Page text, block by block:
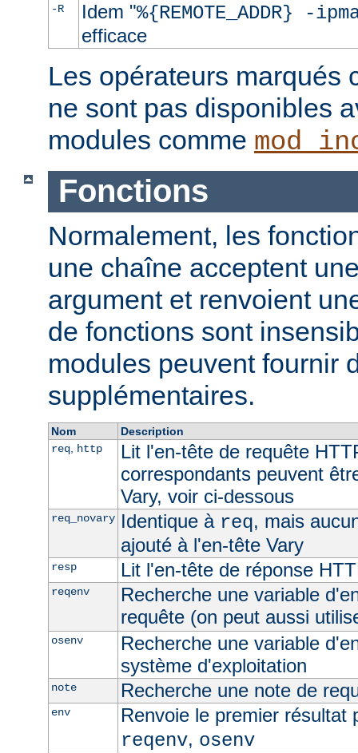
-R Idem "%{REMOTE_ADDR} -
efficace
Les opérateurs marqués
ne sont pas disponibles
modules comme
Fonctions
Normalement, les
une chaîne acceptent
argument et renvoient
de fonctions sont
modules peuvent fournir
supplémentaires.
Nom
Description
req, http
Lit l'en-tête de requête
correspondants peuvent
Vary, voir ci-dessous
req_novary Identique à req, mais
ajouté à l'en-tête Vary
resp Lit l'en-tête de réponse
reqenv
Recherche une variable
requête (on peut aussi
osenv
Recherche une variable
système d'exploitation
note Recherche une note de
env
Renvoie le premier résultat
reqenv, osenv